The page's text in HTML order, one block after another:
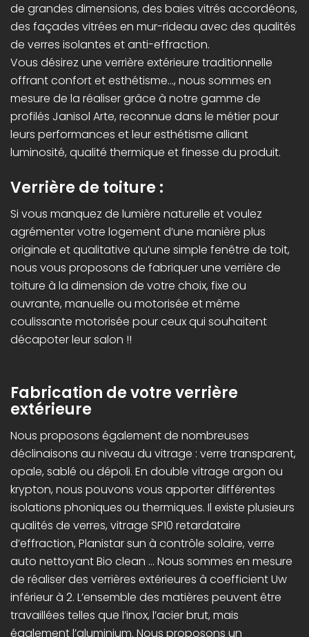
de grandes dimensions, des baies vitrés accordéons,
des façades vitrées en mur-rideau avec des qualités
de verres isolantes et anti-effraction.
Vous désirez une verrière extérieure traditionnelle
offrant confort et esthétisme…, nous sommes en
mesure de la réaliser grâce à notre gamme de
profilés Janisol Arte, reconnue dans le métier pour
leurs performances et leur esthétisme alliant
luminosité, qualité thermique et finesse du produit.
Verrière de toiture :
Si vous manquez de lumière naturelle et voulez
agrémenter votre logement d’une manière plus
originale et qualitative qu’une simple fenêtre de toit,
nous vous proposons de fabriquer une verrière de
toiture à la dimension de votre choix, fixe ou
ouvrante, manuelle ou motorisée et même
coulissante motorisée pour ceux qui souhaitent
décapoter leur salon !!
Fabrication de votre verrière
extérieure
Nous proposons également de nombreuses
déclinaisons au niveau du vitrage : verre transparent,
opale, sablé ou dépoli. En double vitrage argon ou
krypton, nous pouvons vous apporter différentes
isolations phoniques ou thermiques. Il existe plusieurs
qualités de verres, vitrage SP10 retardataire
d’effraction, Planistar sun à contrôle solaire, verre
auto nettoyant Bio clean … Nous sommes en mesure
de réaliser des verrières extérieures à coefficient Uw
inférieur à 2. L’ensemble des matières peuvent être
travaillées telles que l’inox, l’acier brut, mais
également l’aluminium. Nous proposons un